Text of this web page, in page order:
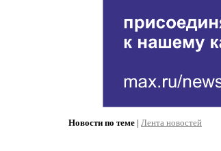
Новости по теме | Лента новостей